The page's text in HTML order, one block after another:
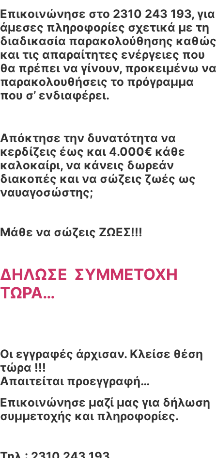
Επικοινώνησε στο 2310 243 193, για
άμεσες πληροφορίες σχετικά με τη
διαδικασία παρακολούθησης καθώς
και τις απαραίτητες ενέργειες που
θα πρέπει να γίνουν, προκειμένω να
παρακολουθήσεις το πρόγραμμα
που σ’ ενδιαφέρει.
Απόκτησε την δυνατότητα να
κερδίζεις έως και 4.000€ κάθε
καλοκαίρι, να κάνεις δωρεάν
διακοπές και να σώζεις ζωές ως
ναυαγοσώστης;
Μάθε να σώζεις ΖΩΕΣ!!!
ΔΗΛΩΣΕ ΣΥΜΜΕΤΟΧΗ
ΤΩΡΑ…
Οι εγγραφές άρχισαν. Κλείσε θέση
τώρα !!!
Απαιτείται προεγγραφή…
Επικοινώνησε μαζί μας για δήλωση
συμμετοχής και πληροφορίες.